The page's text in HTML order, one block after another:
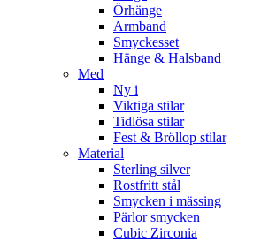
Örhänge
Armband
Smyckesset
Hänge & Halsband
Med
Ny i
Viktiga stilar
Tidlösa stilar
Fest & Bröllop stilar
Material
Sterling silver
Rostfritt stål
Smycken i mässing
Pärlor smycken
Cubic Zirconia